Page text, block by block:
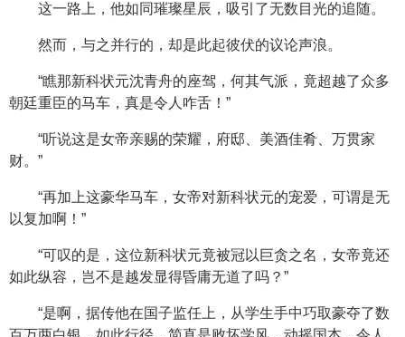
这一路上，他如同璀璨星辰，吸引了无数目光的追随。
然而，与之并行的，却是此起彼伏的议论声浪。
“瞧那新科状元沈青舟的座驾，何其气派，竟超越了众多
朝廷重臣的马车，真是令人咋舌！”
“听说这是女帝亲赐的荣耀，府邸、美酒佳肴、万贯家
财。”
“再加上这豪华马车，女帝对新科状元的宠爱，可谓是无
以复加啊！”
“可叹的是，这位新科状元竟被冠以巨贪之名，女帝竟还
如此纵容，岂不是越发显得昏庸无道了吗？”
“是啊，据传他在国子监任上，从学生手中巧取豪夺了数